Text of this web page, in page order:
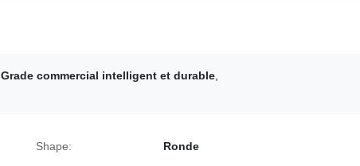
Grade commercial intelligent et durable
Shape: Ronde